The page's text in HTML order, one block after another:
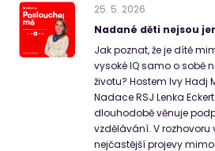
25. 5. 2026
Nadané děti nejsou
Jak poznat, že je dítě
vysoké IQ samo o sobě
životu? Hostem Ivy Hadj
Nadace RSJ Lenka
dlouhodobě věnuje
vzdělávání. V rozhovoru
nejčastější projevy